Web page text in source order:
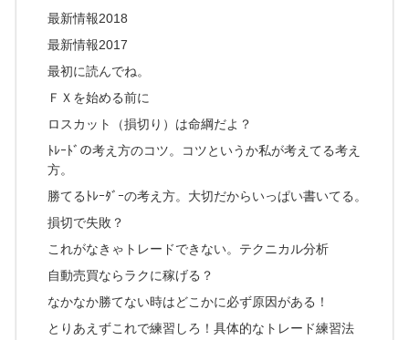
最新情報2018
最新情報2017
最初に読んでね。
ＦＸを始める前に
ロスカット（損切り）は命綱だよ？
ﾄﾚｰﾄﾞの考え方のコツ。コツというか私が考えてる考え
方。
勝てるﾄﾚｰﾀﾞｰの考え方。大切だからいっぱい書いてる。
損切で失敗？
これがなきゃトレードできない。テクニカル分析
自動売買ならラクに稼げる？
なかなか勝てない時はどこかに必ず原因がある！
とりあえずこれで練習しろ！具体的なトレード練習法